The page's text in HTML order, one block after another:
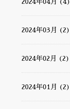
2024年04月 (4)
2024年03月 (2)
2024年02月 (2)
2024年01月 (2)